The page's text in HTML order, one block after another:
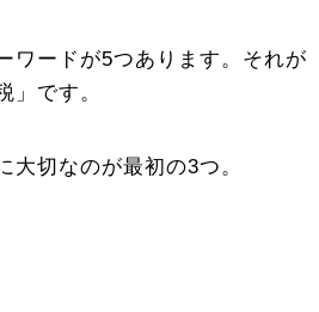
ワードが5つあります。それが
」です。
大切なのが最初の3つ。